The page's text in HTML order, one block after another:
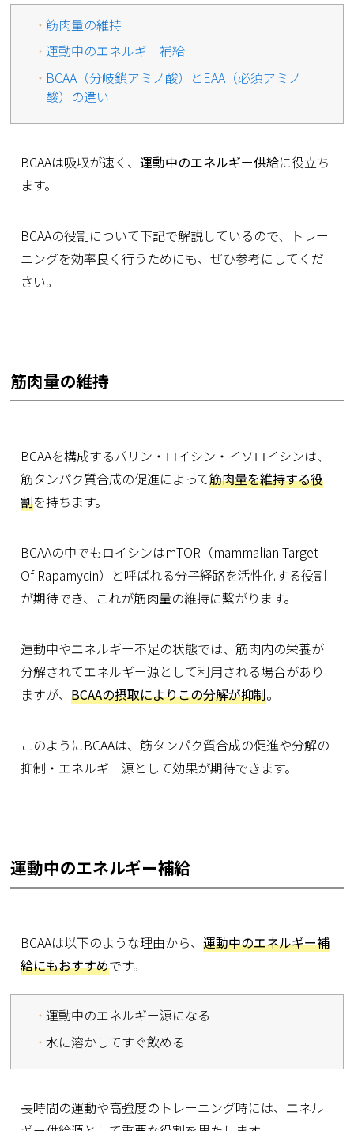
筋肉量の維持
運動中のエネルギー補給
BCAA（分岐鎖アミノ酸）とEAA（必須アミノ
酸）の違い
BCAAは吸収が速く、運動中のエネルギー供給に役立ち
ます。
BCAAの役割について下記で解説しているので、トレー
ニングを効率良く行うためにも、ぜひ参考にしてくだ
さい。
筋肉量の維持
BCAAを構成するバリン・ロイシン・イソロイシンは、
筋タンパク質合成の促進によって筋肉量を維持する役
割を持ちます。
BCAAの中でもロイシンはmTOR（mammalian Target
Of Rapamycin）と呼ばれる分子経路を活性化する役割
が期待でき、これが筋肉量の維持に繋がります。
運動中やエネルギー不足の状態では、筋肉内の栄養が
分解されてエネルギー源として利用される場合があり
ますが、BCAAの摂取によりこの分解が抑制。
このようにBCAAは、筋タンパク質合成の促進や分解の
抑制・エネルギー源として効果が期待できます。
運動中のエネルギー補給
BCAAは以下のような理由から、運動中のエネルギー補
給にもおすすめです。
運動中のエネルギー源になる
水に溶かしてすぐ飲める
長時間の運動や高強度のトレーニング時には、エネル